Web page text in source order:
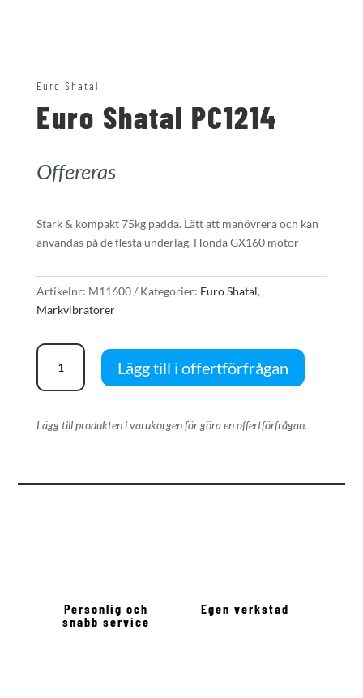
Euro Shatal
Euro Shatal PC1214
Offereras
Stark & kompakt 75kg padda. Lätt att manövrera och kan
användas på de flesta underlag. Honda GX160 motor
Artikelnr: M11600 Kategorier: Euro Shatal,
Markvibratorer
Euro
Shatal
PC1214
Lägg till i offertförfrågan
Lägg till produkten i varukorgen för göra en offertförfrågan.
Personlig och
snabb service
Egen verkstad